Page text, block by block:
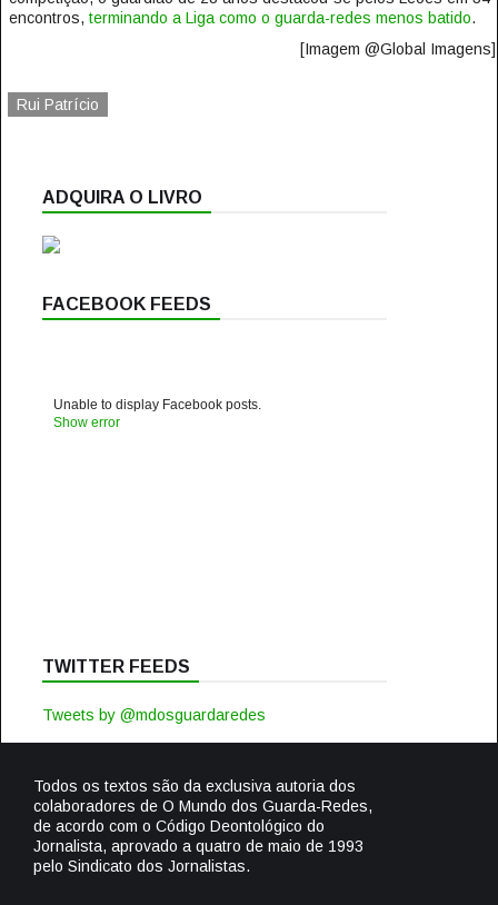
encontros, terminando a Liga como o guarda-redes menos batido.
[Imagem @Global Imagens]
Rui Patrício
ADQUIRA O LIVRO
FACEBOOK FEEDS
Unable to display Facebook posts.
Show error
TWITTER FEEDS
Tweets by @mdosguardaredes
Todos os textos são da exclusiva autoria dos
colaboradores de O Mundo dos Guarda-Redes,
de acordo com o Código Deontológico do
Jornalista, aprovado a quatro de maio de 1993
pelo Sindicato dos Jornalistas.